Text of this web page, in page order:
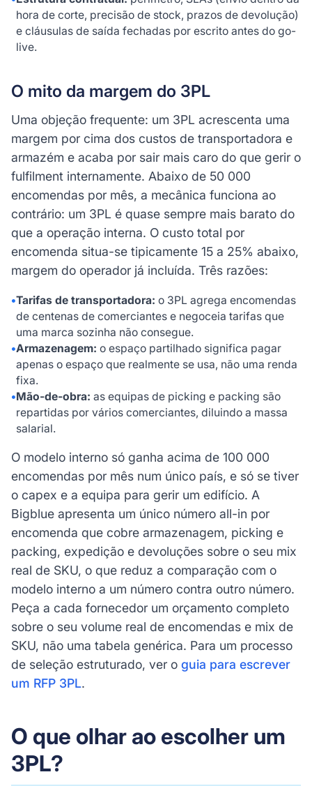
hora de corte, precisão de stock, prazos de devolução)
e cláusulas de saída fechadas por escrito antes do go-
live.
O mito da margem do 3PL
Uma objeção frequente: um 3PL acrescenta uma
margem por cima dos custos de transportadora e
armazém e acaba por sair mais caro do que gerir o
fulfilment internamente. Abaixo de 50 000
encomendas por mês, a mecânica funciona ao
contrário: um 3PL é quase sempre mais barato do
que a operação interna. O custo total por
encomenda situa-se tipicamente 15 a 25% abaixo,
margem do operador já incluída. Três razões:
•Tarifas de transportadora: o 3PL agrega encomendas
de centenas de comerciantes e negoceia tarifas que
uma marca sozinha não consegue.
•Armazenagem: o espaço partilhado significa pagar
apenas o espaço que realmente se usa, não uma renda
fixa.
•Mão-de-obra: as equipas de picking e packing são
repartidas por vários comerciantes, diluindo a massa
salarial.
O modelo interno só ganha acima de 100 000
encomendas por mês num único país, e só se tiver
o capex e a equipa para gerir um edifício. A
Bigblue apresenta um único número all-in por
encomenda que cobre armazenagem, picking e
packing, expedição e devoluções sobre o seu mix
real de SKU, o que reduz a comparação com o
modelo interno a um número contra outro número.
Peça a cada fornecedor um orçamento completo
sobre o seu volume real de encomendas e mix de
SKU, não uma tabela genérica. Para um processo
de seleção estruturado, ver o guia para escrever
um RFP 3PL.
O que olhar ao escolher um
3PL?